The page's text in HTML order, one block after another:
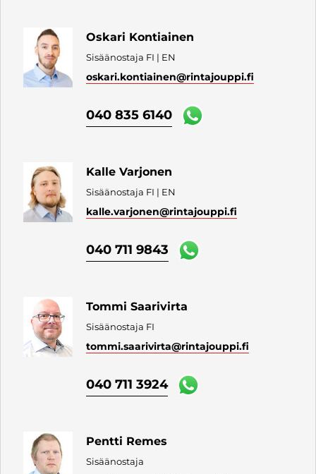
Oskari Kontiainen
Sisäänostaja FI | EN
oskari.kontiainen@rintajouppi.fi
040 835 6140
Kalle Varjonen
Sisäänostaja FI | EN
kalle.varjonen@rintajouppi.fi
040 711 9843
Tommi Saarivirta
Sisäänostaja FI
tommi.saarivirta@rintajouppi.fi
040 711 3924
Pentti Remes
Sisäänostaja